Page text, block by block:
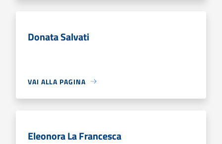
Donata Salvati
VAI ALLA PAGINA
Eleonora La Francesca